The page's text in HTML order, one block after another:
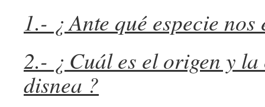
1.- ¿ Ante qué especie
2.- ¿ Cuál es el origen y
disnea ?